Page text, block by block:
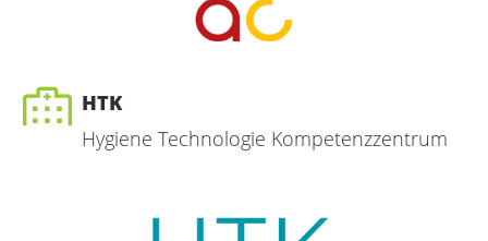
HTK
Hygiene Technologie Kompetenzzentrum